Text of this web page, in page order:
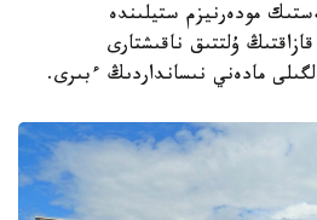
مودەرنيزم ستيلىندە
ۇلتتىق ناقىشتارى
مادەني نىسانداردىڭ ءبىرى.